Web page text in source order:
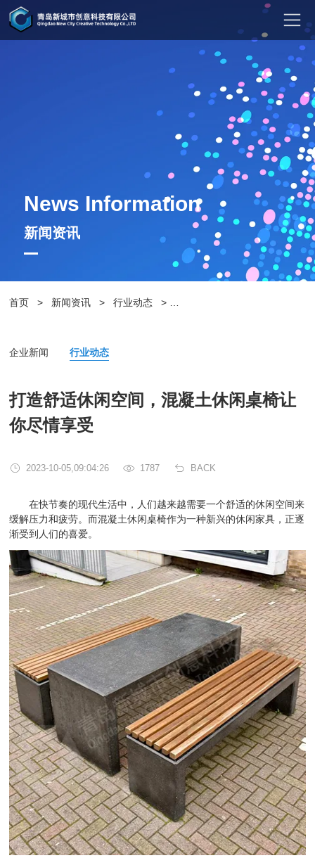
News Information
新闻资讯
首页 > 新闻资讯 > 行业动态 >
企业新闻 行业动态
打造舒适休闲空间，混凝土休闲桌椅让
你尽情享受
2023-10-05,09:04:26 1787 BACK
在快节奏的现代生活中，人们越来越需要一个舒适的休闲空间来
缓解压力和疲劳。而混凝土休闲桌椅作为一种新兴的休闲家具，正逐
渐受到人们的喜爱。